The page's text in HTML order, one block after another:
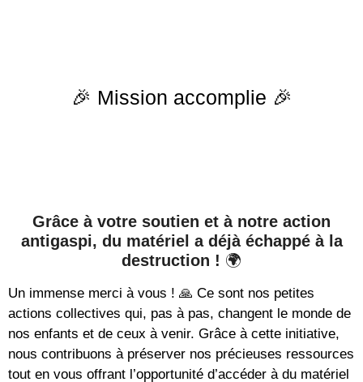
🎉 Mission accomplie 🎉
Grâce à votre soutien et à notre action
antigaspi, du matériel a déjà échappé à la
destruction ! 🌍
Un immense merci à vous ! 🙏 Ce sont nos petites
actions collectives qui, pas à pas, changent le monde de
nos enfants et de ceux à venir. Grâce à cette initiative,
nous contribuons à préserver nos précieuses ressources
tout en vous offrant l’opportunité d’accéder à du matériel